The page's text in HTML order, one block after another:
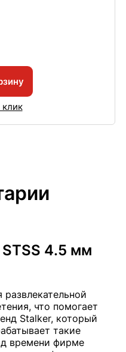
клик
4.5 мм
что помогает
Stalker, который
такие
времени фирме